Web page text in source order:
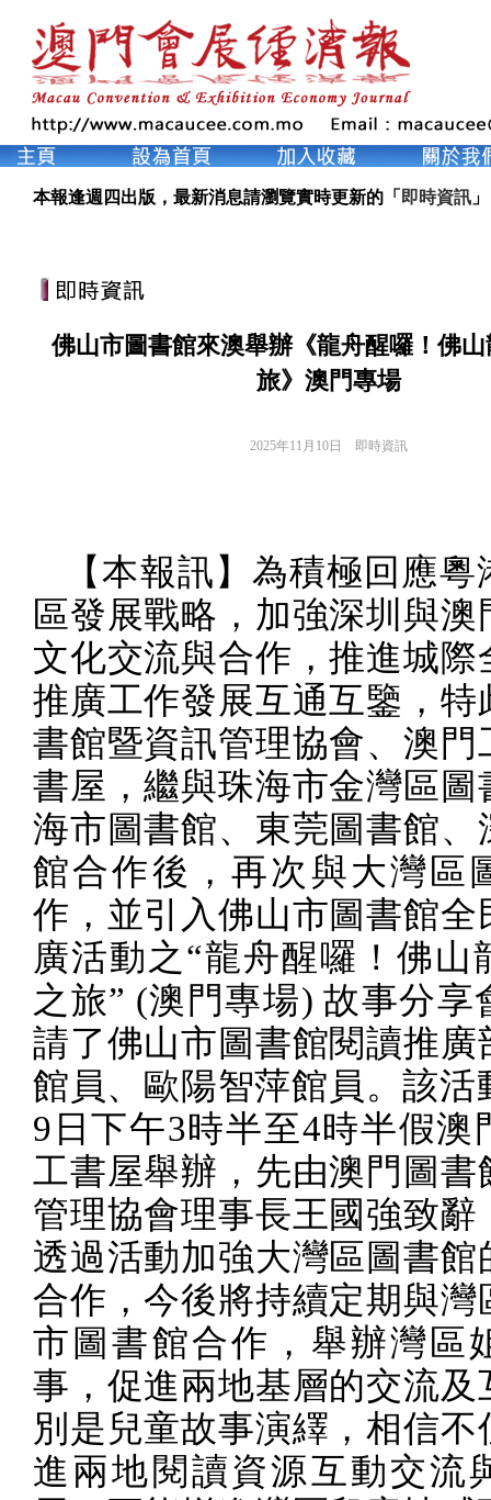
本報逢週四出版，最新消息請瀏覽實時更新的「 即時資訊 」
佛山市圖書館來澳舉辦《龍舟醒囉！佛
旅》澳門專場
2025年11月10日 即時資訊
【本報訊】為積極回應
區發展戰略，加強深圳與澳
文化交流與合作，推進城際
推廣工作發展互通互鑒，特
書館暨資訊管理協會、澳門
書屋，繼與珠海市金灣區圖
海市圖書館、東莞圖書館、
館合作後，再次與大灣區
作，並引入佛山市圖書館全
廣活動之“龍舟醒囉！佛山
之旅” (澳門專場)故事分享
請了佛山市圖書館閱讀推廣
館員、歐陽智萍館員。該活
9 日下午3時半至4時半假澳
工書屋舉辦，先由澳門圖書
管理協會理事長王國強致辭
透過活動加強大灣區圖書館
合作，今後將持續定期與灣
市圖書館合作，舉辦灣區
事，促進兩地基層的交流及
別是兒童故事演繹，相信不
進兩地閱讀資源互動交流